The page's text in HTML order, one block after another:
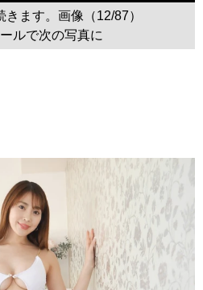
きます。画像（12/87）
ルで次の写真に